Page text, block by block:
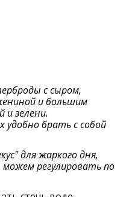
с сыром,
и большим
и зелени.
удобно брать с собой
для жаркого дня,
регулировать по